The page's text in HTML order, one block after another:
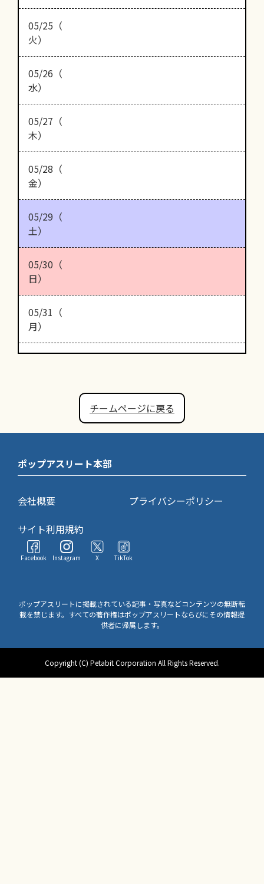
05/25（
火）
05/26（
水）
05/27（
木）
05/28（
金）
05/29（
土）
05/30（
日）
05/31（
月）
チームページに戻る
ポップアスリート本部
会社概要
プライバシーポリシー
サイト利用規約
Facebook Instagram X TikTok
ポップアスリートに掲載されている記事・写真などコンテンツの無断転
載を禁じます。すべての著作権はポップアスリートならびにその情報提
供者に帰属します。
Copyright (C) Petabit Corporation All Rights Reserved.